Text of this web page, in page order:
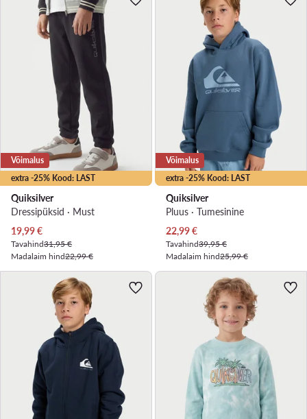
extra -25% Kood: LAST
Võimalus
Quiksilver
Dressipüksid · Must
Praegune hind
19,99€
Tavahind31,95 €
Madalaim hind22,99 €
extra -25% Kood: LAST
Võimalus
Quiksilver
Pluus · Tumesinine
Praegune hind
22,99€
Tavahind39,95 €
Madalaim hind25,99 €